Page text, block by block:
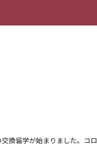
換留学が始まりました。コロ